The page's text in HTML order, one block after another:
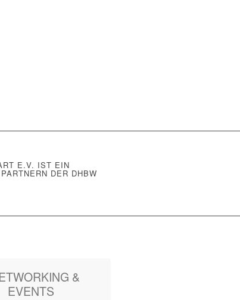
E.V. IST EIN
DER DHBW
&
EVENTS